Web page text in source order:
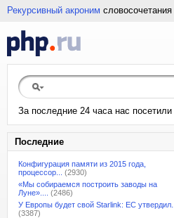
Рекурсивный акроним словосочетания
За последние 24 часа нас посетили
Последние
Конфигурация памяти из 2015 года,
процессор...
(2930)
«Мы собираемся построить заводы на
Луне»....
(2486)
У Европы будет свой Starlink: ЕС утвердил...
(3387)